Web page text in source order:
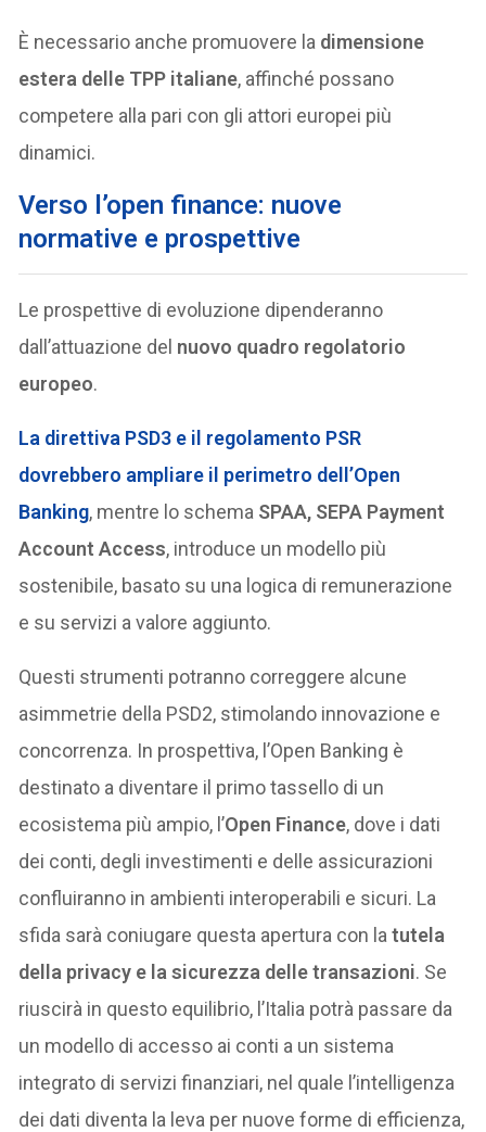
È necessario anche promuovere la dimensione
estera delle TPP italiane, affinché possano
competere alla pari con gli attori europei più
dinamici.
Verso l’open finance: nuove
normative e prospettive
Le prospettive di evoluzione dipenderanno
dall’attuazione del nuovo quadro regolatorio
europeo.
La direttiva PSD3 e il regolamento PSR
dovrebbero ampliare il perimetro dell’Open
Banking, mentre lo schema SPAA, SEPA Payment
Account Access, introduce un modello più
sostenibile, basato su una logica di remunerazione
e su servizi a valore aggiunto.
Questi strumenti potranno correggere alcune
asimmetrie della PSD2, stimolando innovazione e
concorrenza. In prospettiva, l’Open Banking è
destinato a diventare il primo tassello di un
ecosistema più ampio, l’Open Finance, dove i dati
dei conti, degli investimenti e delle assicurazioni
confluiranno in ambienti interoperabili e sicuri. La
sfida sarà coniugare questa apertura con latutela
della privacy e la sicurezza delle transazioni. Se
riuscirà in questo equilibrio, l’Italia potrà passare da
un modello di accesso ai conti a un sistema
integrato di servizi finanziari, nel quale l’intelligenza
dei dati diventa la leva per nuove forme di efficienza,